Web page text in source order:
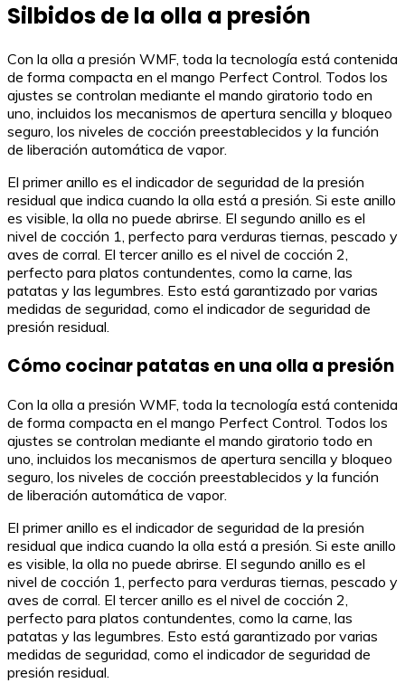
Silbidos de la olla a presión
Con la olla a presión WMF, toda la tecnología está contenida
de forma compacta en el mango Perfect Control. Todos los
ajustes se controlan mediante el mando giratorio todo en
uno, incluidos los mecanismos de apertura sencilla y bloqueo
seguro, los niveles de cocción preestablecidos y la función
de liberación automática de vapor.
El primer anillo es el indicador de seguridad de la presión
residual que indica cuando la olla está a presión. Si este anillo
es visible, la olla no puede abrirse. El segundo anillo es el
nivel de cocción 1, perfecto para verduras tiernas, pescado y
aves de corral. El tercer anillo es el nivel de cocción 2,
perfecto para platos contundentes, como la carne, las
patatas y las legumbres. Esto está garantizado por varias
medidas de seguridad, como el indicador de seguridad de
presión residual.
Cómo cocinar patatas en una olla a presión
Con la olla a presión WMF, toda la tecnología está contenida
de forma compacta en el mango Perfect Control. Todos los
ajustes se controlan mediante el mando giratorio todo en
uno, incluidos los mecanismos de apertura sencilla y bloqueo
seguro, los niveles de cocción preestablecidos y la función
de liberación automática de vapor.
El primer anillo es el indicador de seguridad de la presión
residual que indica cuando la olla está a presión. Si este anillo
es visible, la olla no puede abrirse. El segundo anillo es el
nivel de cocción 1, perfecto para verduras tiernas, pescado y
aves de corral. El tercer anillo es el nivel de cocción 2,
perfecto para platos contundentes, como la carne, las
patatas y las legumbres. Esto está garantizado por varias
medidas de seguridad, como el indicador de seguridad de
presión residual.